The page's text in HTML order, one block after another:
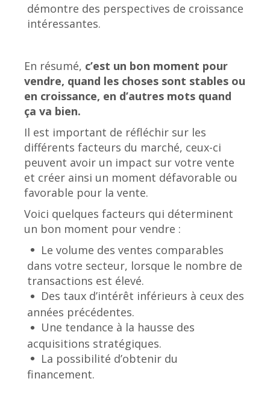
démontre des perspectives de croissance
intéressantes.
En résumé, c’est un bon moment pour
vendre, quand les choses sont stables ou
en croissance, en d’autres mots quand
ça va bien.
Il est important de réfléchir sur les
différents facteurs du marché, ceux-ci
peuvent avoir un impact sur votre vente
et créer ainsi un moment défavorable ou
favorable pour la vente.
Voici quelques facteurs qui déterminent
un bon moment pour vendre :
Le volume des ventes comparables
dans votre secteur, lorsque le nombre de
transactions est élevé.
Des taux d’intérêt inférieurs à ceux des
années précédentes.
Une tendance à la hausse des
acquisitions stratégiques.
La possibilité d’obtenir du
financement.